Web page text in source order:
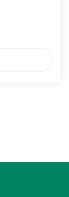
la page
sur la page